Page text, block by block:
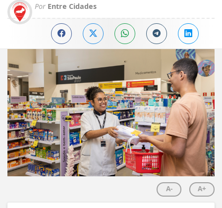
Por Entre Cidades
A- A+